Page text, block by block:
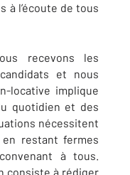
à l’écoute de tous
recevons les
et nous
locative implique
quotidien et des
nécessitent
restant fermes
à tous.
consiste à rédiger